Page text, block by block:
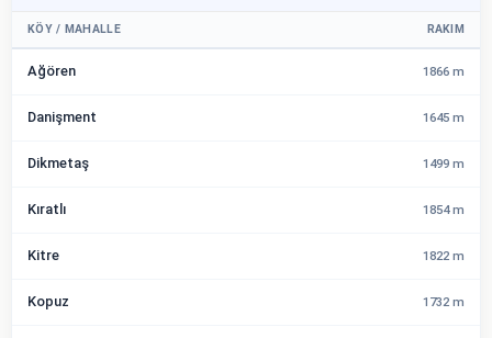
KÖY / MAHALLE RAKIM
Ağören 1866 m
Danişment 1645 m
Dikmetaş 1499 m
Kıratlı 1854 m
Kitre 1822 m
Kopuz 1732 m